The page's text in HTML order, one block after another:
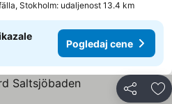
Stokholm: udaljenost 13.4 km
Pogledaj cene
Deli